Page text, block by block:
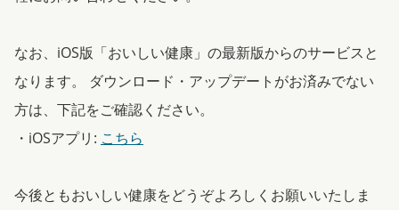
なお、iOS版「おいしい健康」の最新版からのサービスと
なります。 ダウンロード・アップデートがお済みでない
方は、下記をご確認ください。
・iOSアプリ: こちら
今後ともおいしい健康をどうぞよろしくお願いいたしま